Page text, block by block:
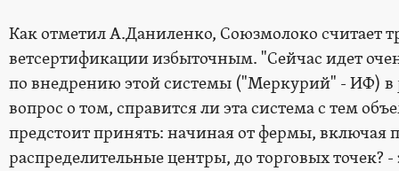
Как отметил А.Даниленко, Союзмолоко считает
ветсертификации избыточным. "Сейчас идет
по внедрению этой системы ("Меркурий" - ИФ) в
вопрос о том, справится ли эта система с тем
предстоит принять: начиная от фермы, включая
распределительные центры, до торговых точек?